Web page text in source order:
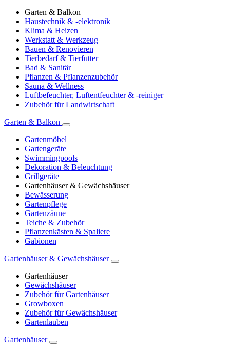
Garten & Balkon
Haustechnik & -elektronik
Klima & Heizen
Werkstatt & Werkzeug
Bauen & Renovieren
Tierbedarf & Tierfutter
Bad & Sanitär
Pflanzen & Pflanzenzubehör
Sauna & Wellness
Luftbefeuchter, Luftentfeuchter & -reiniger
Zubehör für Landwirtschaft
Garten & Balkon
Gartenmöbel
Gartengeräte
Swimmingpools
Dekoration & Beleuchtung
Grillgeräte
Gartenhäuser & Gewächshäuser
Bewässerung
Gartenpflege
Gartenzäune
Teiche & Zubehör
Pflanzenkästen & Spaliere
Gabionen
Gartenhäuser & Gewächshäuser
Gartenhäuser
Gewächshäuser
Zubehör für Gartenhäuser
Growboxen
Zubehör für Gewächshäuser
Gartenlauben
Gartenhäuser